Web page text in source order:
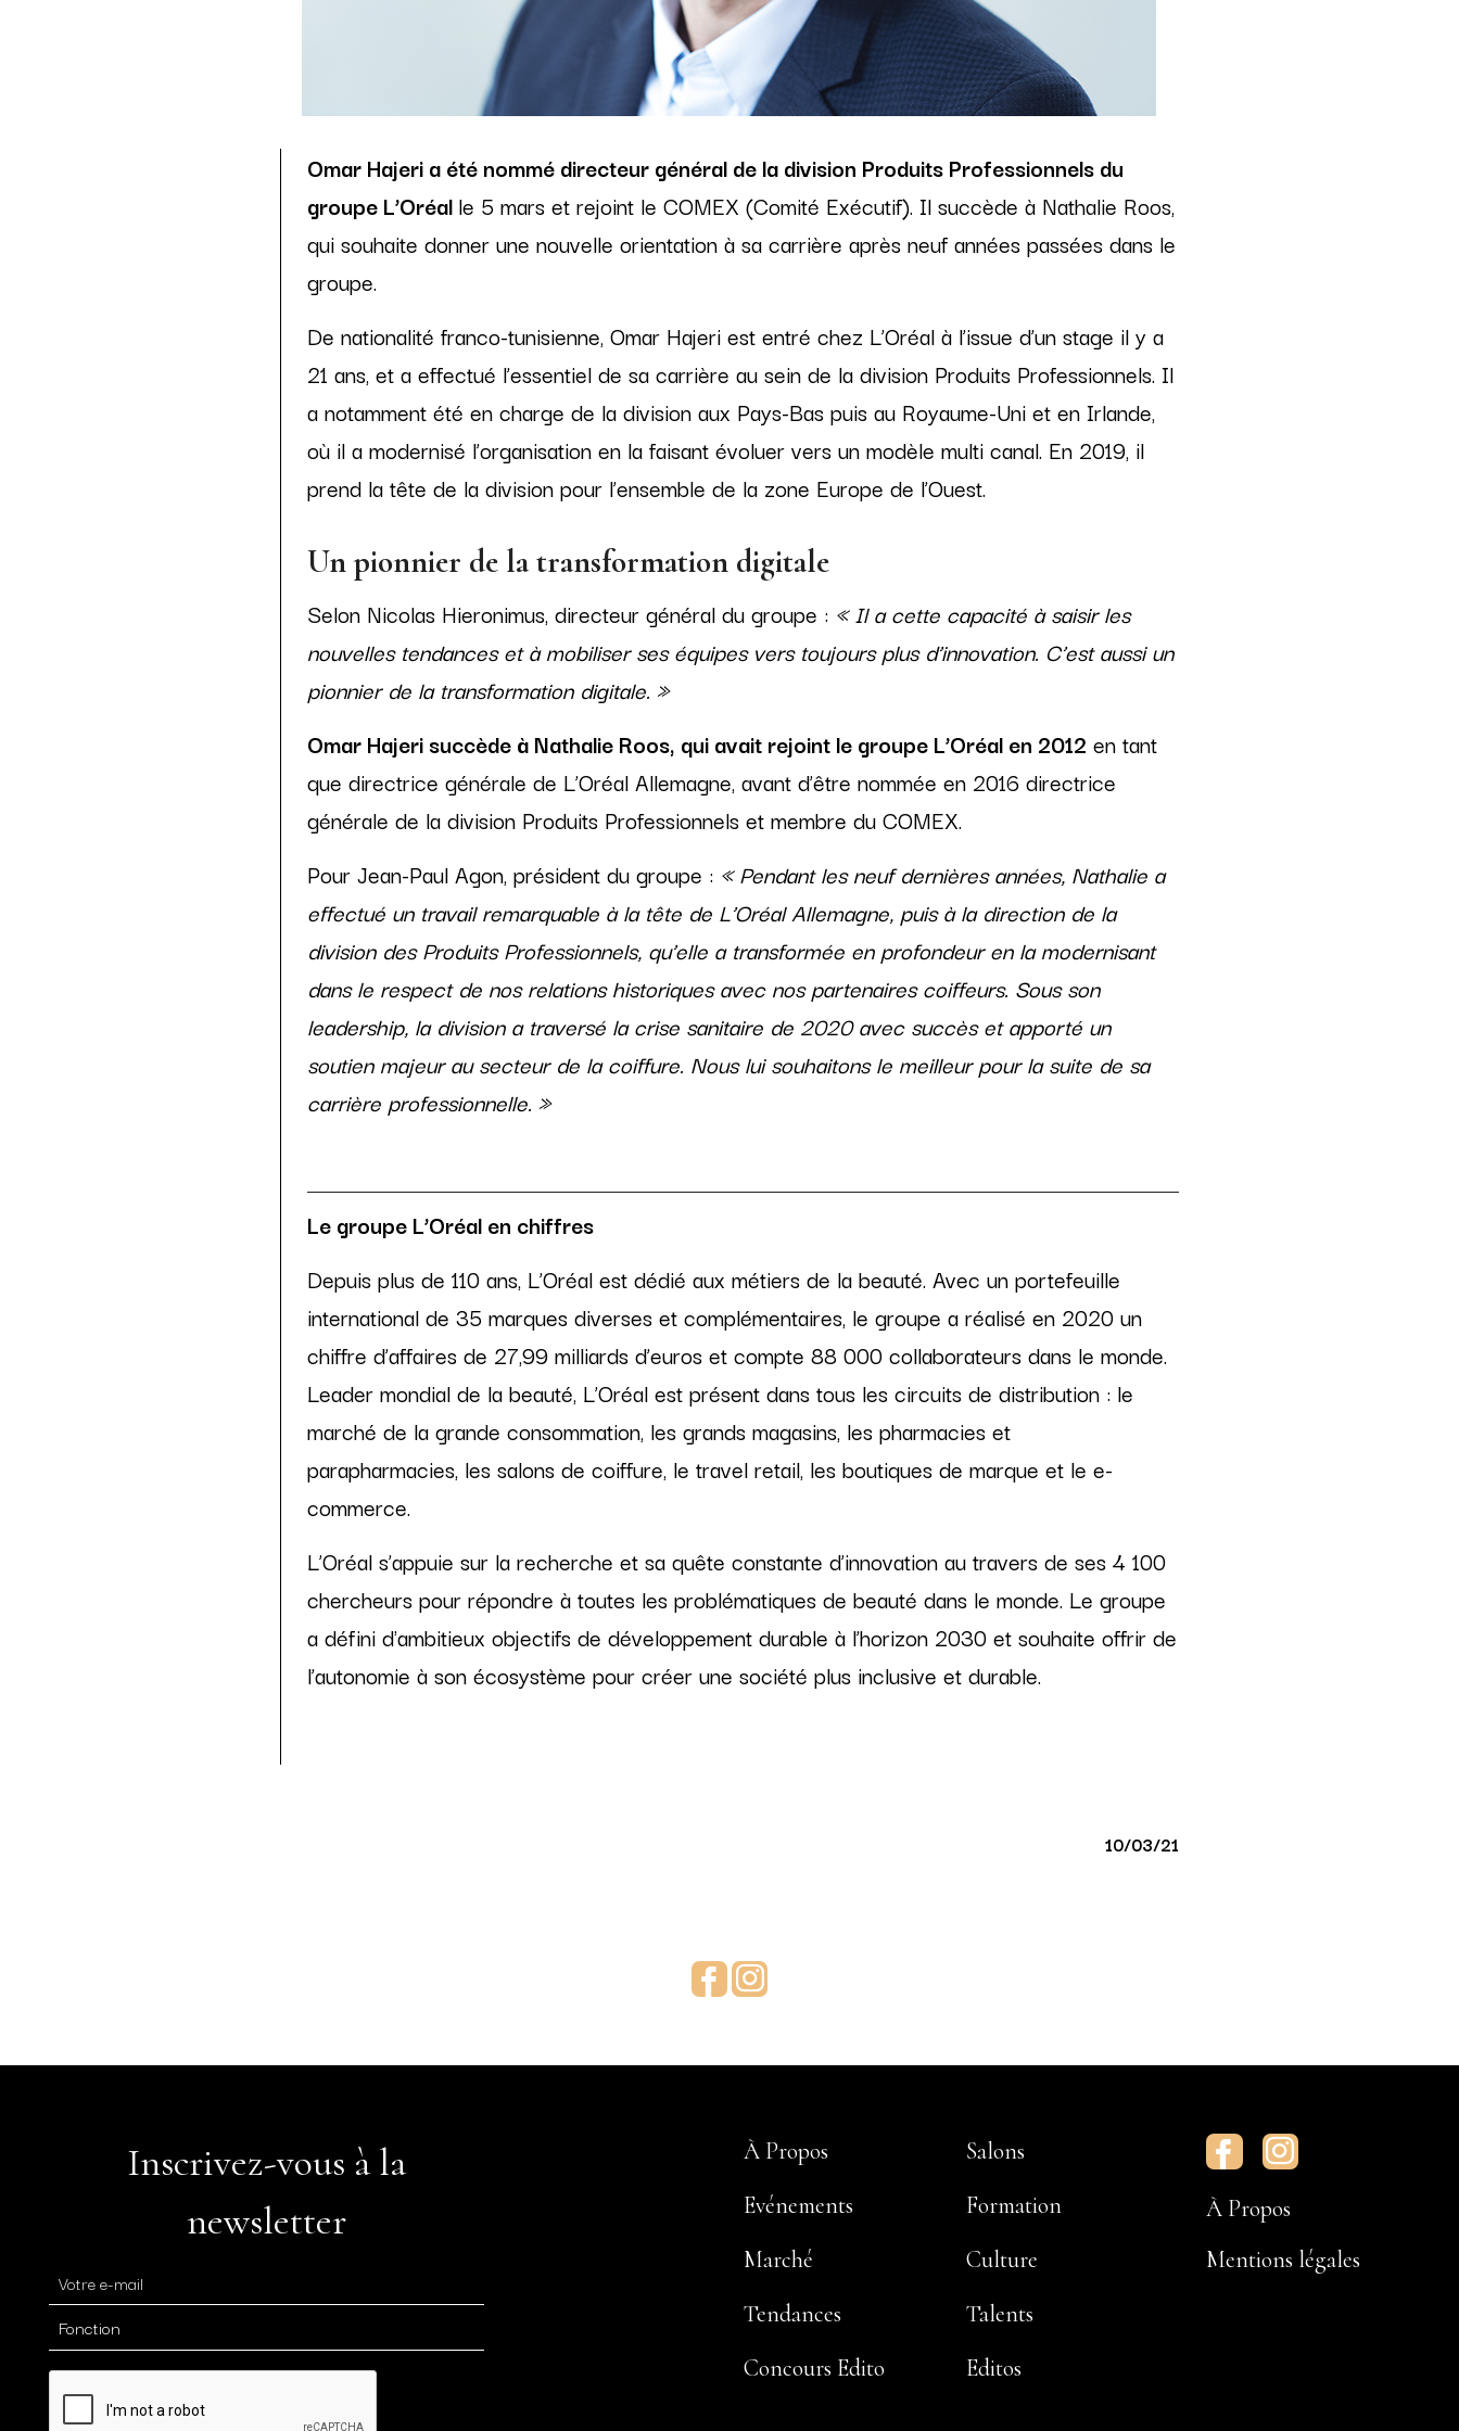
Collections 2020
Collections 2019-2020
Omar Hajeri a été nommé directeur général de la division Produits Professionnels du
groupe L’Oréalle 5 mars et rejoint le COMEX (Comité Exécutif). Il succède à Nathalie Roos,
qui souhaite donner une nouvelle orientation à sa carrière après neuf années passées dans le
groupe.
De nationalité franco-tunisienne, Omar Hajeri est entré chez L’Oréal à l’issue d’un stage il y a
21 ans, et a effectué l’essentiel de sa carrière au sein de la division Produits Professionnels. Il
a notamment été en charge de la division aux Pays-Bas puis au Royaume-Uni et en Irlande,
où il a modernisé l’organisation en la faisant évoluer vers un modèle multi canal. En 2019, il
prend la tête de la division pour l’ensemble de la zone Europe de l’Ouest.
Un pionnier de la transformation digitale
Selon Nicolas Hieronimus, directeur général du groupe : « Il a cette capacité à saisir les
nouvelles tendances et à mobiliser ses équipes vers toujours plus d’innovation. C’est aussi un
pionnier de la transformation digitale. »
Omar Hajeri succède à Nathalie Roos, qui avait rejoint le groupe L’Oréal en 2012 en tant
que directrice générale de L’Oréal Allemagne, avant d’être nommée en 2016 directrice
générale de la division Produits Professionnels et membre du COMEX.
Pour Jean-Paul Agon, président du groupe : « Pendant les neuf dernières années, Nathalie a
effectué un travail remarquable à la tête de L’Oréal Allemagne, puis à la direction de la
division des Produits Professionnels, qu’elle a transformée en profondeur en la modernisant
dans le respect de nos relations historiques avec nos partenaires coiffeurs. Sous son
leadership, la division a traversé la crise sanitaire de 2020 avec succès et apporté un
soutien majeur au secteur de la coiffure. Nous lui souhaitons le meilleur pour la suite de sa
carrière professionnelle. »
Le groupe L’Oréal en chiffres
Depuis plus de 110 ans, L’Oréal est dédié aux métiers de la beauté. Avec un portefeuille
international de 35 marques diverses et complémentaires, le groupe a réalisé en 2020 un
chiffre d’affaires de 27,99 milliards d’euros et compte 88 000 collaborateurs dans le monde.
Leader mondial de la beauté, L’Oréal est présent dans tous les circuits de distribution : le
marché de la grande consommation, les grands magasins, les pharmacies et
parapharmacies, les salons de coiffure, le travel retail, les boutiques de marque et le e-
commerce.
L’Oréal s’appuie sur la recherche et sa quête constante d’innovation au travers de ses 4 100
chercheurs pour répondre à toutes les problématiques de beauté dans le monde. Le groupe
a défini d'ambitieux objectifs de développement durable à l’horizon 2030 et souhaite offrir de
l’autonomie à son écosystème pour créer une société plus inclusive et durable.
10/03/21
Facebook
Inscrivez-vous à la
newsletter
À Propos
Evénements
Marché
Tendances
Concours Edito
Salons
Formation
Culture
Talents
Editos
Facebook
À Propos
Mentions légales